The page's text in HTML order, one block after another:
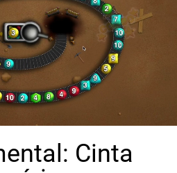
Cinta